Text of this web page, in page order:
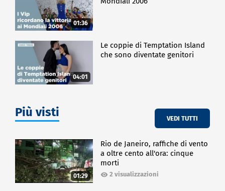
01:36
04:01
Le coppie di Temptation Island
che sono diventate genitori
Più visti VEDI TUTTI
01:29
Rio de Janeiro, raffiche di vento
a oltre cento all'ora: cinque
morti
2 visualizzazioni